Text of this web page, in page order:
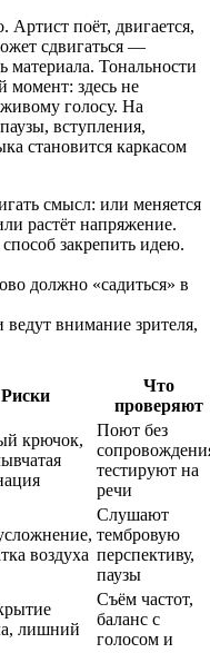
поёт, двигается,
сдвигаться —
материала. Тональности
момент: здесь не
голосу. На
вступления,
становится каркасом
смысл: или меняется
растёт напряжение.
закрепить идею.
должно «садиться» в
внимание зрителя,
Риски
Что
проверяют
крючок,
Поют без
тестируют на
речи
воздуха
Слушают
тембровую
перспективу,
паузы
лишний
Съём частот,
баланс с
голосом и